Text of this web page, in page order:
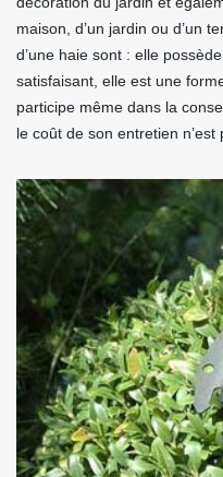
maison, d’un jardin ou d’un
d’une haie sont : elle
satisfaisant, elle est une
participe même dans la
le coût de son entretien n’est